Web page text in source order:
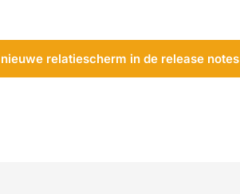
relatiescherm in de release notes